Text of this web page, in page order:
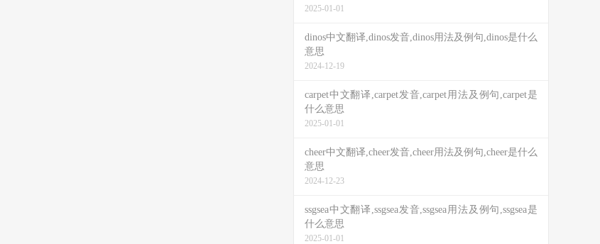
2025-01-01
dinos中文翻译,dinos发音,dinos用法及例句,dinos是什么
意思
2024-12-19
carpet中文翻译,carpet发音,carpet用法及例句,carpet是
什么意思
2025-01-01
cheer中文翻译,cheer发音,cheer用法及例句,cheer是什么
意思
2024-12-23
ssgsea中文翻译,ssgsea发音,ssgsea用法及例句,ssgsea是
什么意思
2025-01-01